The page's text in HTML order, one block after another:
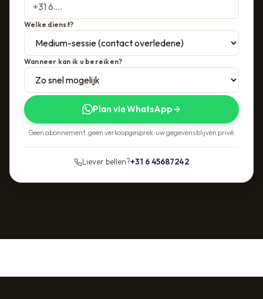
Welke dienst?
Wanneer kan ik u bereiken?
Plan via WhatsApp→
Geen abonnement · geen verkoopgesprek · uw gegevens blijven privé.
Liever bellen?+31 6 45687242